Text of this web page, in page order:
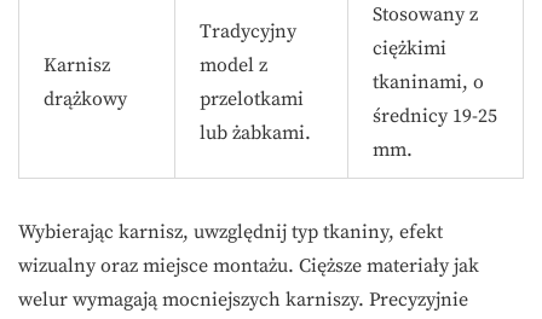
Karnisz
drążkowy
Tradycyjny
model z
przelotkami
lub żabkami.
Stosowany z
ciężkimi
tkaninami, o
średnicy 19-25
mm.
Wybierając karnisz, uwzględnij typ tkaniny, efekt
wizualny oraz miejsce montażu. Cięższe materiały jak
welur wymagają mocniejszych karniszy. Precyzyjnie